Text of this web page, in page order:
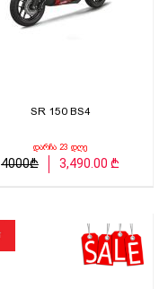
SR 150 BS4
დარჩა 23 დღე
4000₾ 3,490.00 ₾